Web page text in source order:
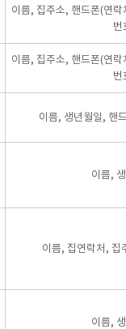
이름, 집주소, 핸드폰(연
번
이름, 집주소, 핸드폰(연
번
이름, 생년월일, 핸
이름,
이름, 집연락처, 집
이름,